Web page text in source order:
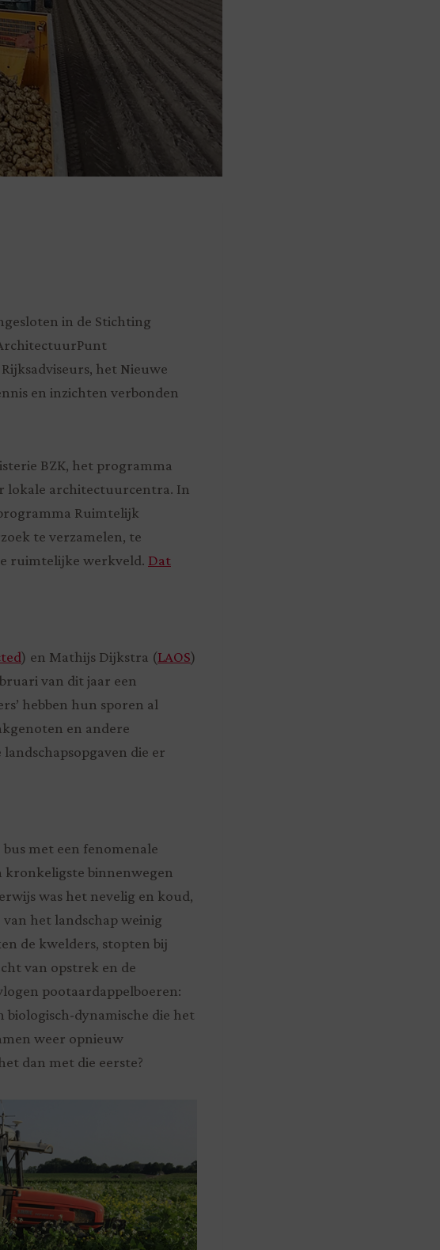
in de Stichting
het Nieuwe
en inzichten verbonden
BZK, het programma
lokale architectuurcentra. In
Ruimtelijk
te verzamelen, te
ruimtelijke werkveld. Dat
) en Mathijs Dijkstra (LAOS)
van dit jaar een
hebben hun sporen al
en andere
die er
met een fenomenale
kronkeligste binnenwegen
was het nevelig en koud,
het landschap weinig
de kwelders, stopten bij
van opstrek en de
pootaardappelboeren:
biologisch-dynamische die het
weer opnieuw
dan met die eerste?